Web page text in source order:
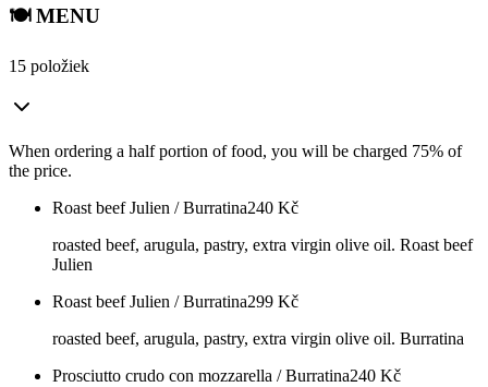
🍽️ MENU
15 položiek
When ordering a half portion of food, you will be charged 75% of
the price.
Roast beef Julien / Burratina240 Kč
roasted beef, arugula, pastry, extra virgin olive oil. Roast beef
Julien
Roast beef Julien / Burratina299 Kč
roasted beef, arugula, pastry, extra virgin olive oil. Burratina
Prosciutto crudo con mozzarella / Burratina240 Kč